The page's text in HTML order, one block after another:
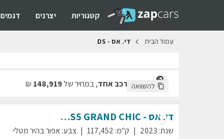
קטגוריות יצרנים דגמים
עמוד הבית די. אס -
DS
מצאנו רכב אחד, במחיר של148,919
₪ להשוואה
די. אס - DS DS5 GRAND CHIC
שנת:
2023 ק"מ:
117,452 צבע:אפור בהיר מטלי